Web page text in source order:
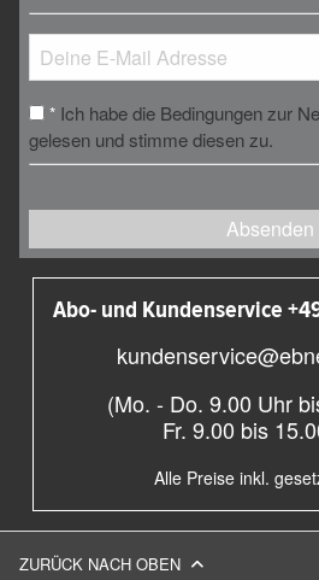
* Ich habe die Bedingungen zur
gelesen und stimme diesen zu.
Absenden
Abo- und Kundenservice
(Mo. - Do. 9.00 Uhr
Fr. 9.00 bis
Alle Preise inkl.
ZURÜCK NACH OBEN